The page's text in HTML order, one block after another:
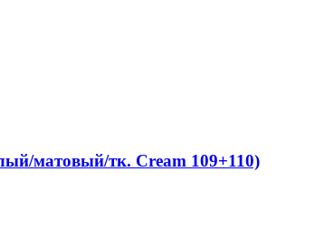
матовый/тк. Cream 109+110)